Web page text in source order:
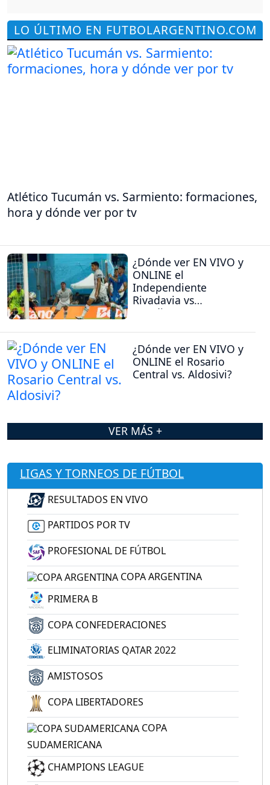
LO ÚLTIMO EN FUTBOLARGENTINO.COM
Atlético Tucumán vs. Sarmiento: formaciones,
hora y dónde ver por tv
¿Dónde ver EN VIVO y
ONLINE el
Independiente
Rivadavia vs
Estudiantes (RC)?
¿Dónde ver EN VIVO y
ONLINE el Rosario
Central vs. Aldosivi?
VER MÁS +
LIGAS Y TORNEOS DE FÚTBOL
RESULTADOS EN VIVO
PARTIDOS POR TV
PROFESIONAL DE FÚTBOL
COPA ARGENTINA
PRIMERA B
COPA CONFEDERACIONES
ELIMINATORIAS QATAR 2022
AMISTOSOS
COPA LIBERTADORES
COPA
SUDAMERICANA
CHAMPIONS LEAGUE